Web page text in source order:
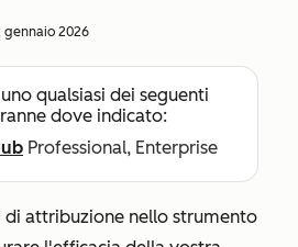
gennaio 2026
qualsiasi dei seguenti
dove indicato:
Professional, Enterprise
attribuzione nello strumento